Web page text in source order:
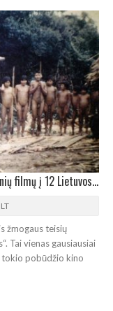
NEPATOGUS KINAS 2019: Per 50 nekomercinių filmų į 12 Lietuvos miestų
žmogaus teisių
Tai vienas gausiausiai
tokio pobūdžio kino